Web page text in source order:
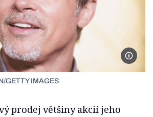
GETTY IMAGES
prodej většiny akcií jeho